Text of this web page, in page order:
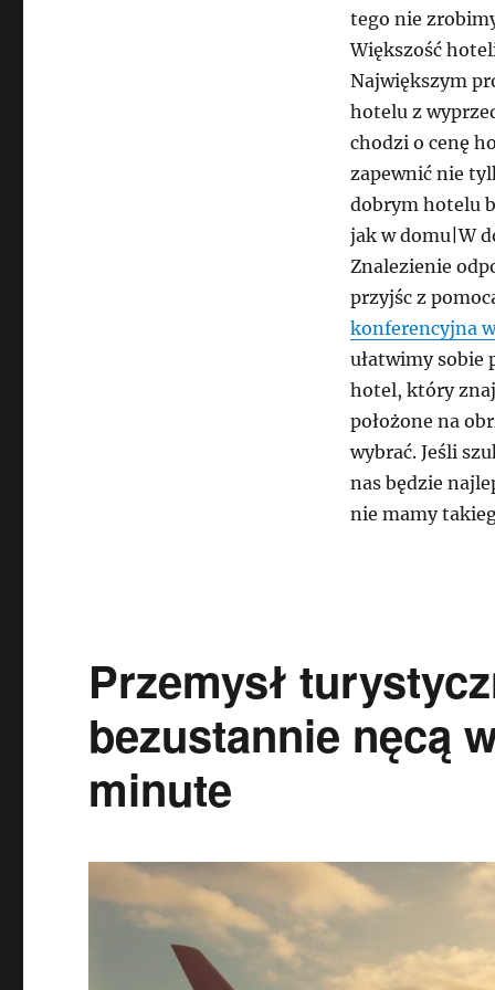
tego nie
Większość
Największym
hotelu z
chodzi o cenę
zapewnić nie
dobrym hotelu
jak w domu|W
Znalezienie
przyjśc z
konferencyjna
ułatwimy sobie
hotel, który
położone na
wybrać. Jeśli
nas będzie
nie mamy
Przemysł
bezustannie nęcą
minute